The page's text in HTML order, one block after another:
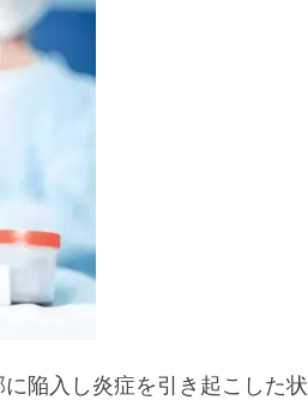
陥入し炎症を引き起こした状